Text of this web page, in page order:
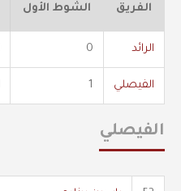
الفريق الشوط الأول
الرائد 0
الفيصلي 1
الفيصلي